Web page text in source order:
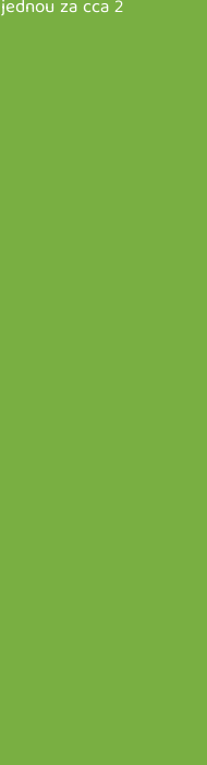
jednou za cca 2